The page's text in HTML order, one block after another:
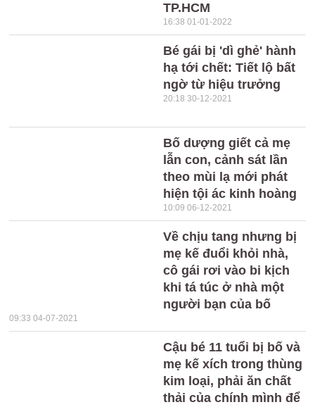
TP.HCM
16:38 01-01-2022
Bé gái bị 'dì ghẻ' hành
hạ tới chết: Tiết lộ bất
ngờ từ hiệu trưởng
20:18 30-12-2021
Bố dượng giết cả mẹ
lẫn con, cảnh sát lần
theo mùi lạ mới phát
hiện tội ác kinh hoàng
10:09 06-12-2021
Về chịu tang nhưng bị
mẹ kế đuổi khỏi nhà,
cô gái rơi vào bi kịch
khi tá túc ở nhà một
người bạn của bố
09:33 04-07-2021
Cậu bé 11 tuổi bị bố và
mẹ kế xích trong thùng
kim loại, phải ăn chất
thải của chính mình để